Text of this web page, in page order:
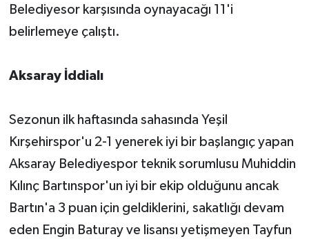
Belediyesor karşısında oynayacağı 11'i
belirlemeye çalıştı.
Aksaray İddialı
Sezonun ilk haftasında sahasında Yeşil
Kırşehirspor'u 2-1 yenerek iyi bir başlangıç yapan
Aksaray Belediyespor teknik sorumlusu Muhiddin
Kılınç Bartınspor'un iyi bir ekip olduğunu ancak
Bartın'a 3 puan için geldiklerini, sakatlığı devam
eden Engin Baturay ve lisansı yetişmeyen Tayfun